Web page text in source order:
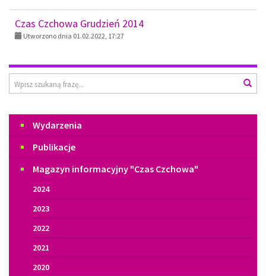
Czas Czchowa Grudzień 2014
Utworzono dnia 01.02.2022, 17:27
Wyszukiwarka
MenuWydarzenia
Publikacje
Magazyn informacyjny "Czas Czchowa"
2024
2023
2022
2021
2020